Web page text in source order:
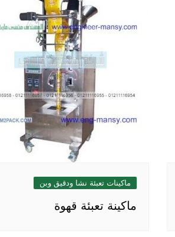
ماكينات تعبئة نشا ودقيق وبن
ماكينة تعبئة قهوة